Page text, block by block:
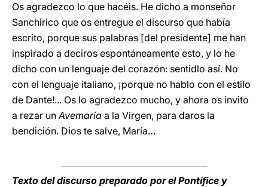
Os agradezco lo que hacéis. He dicho a monseñor
Sanchirico que os entregue el discurso que había
escrito, porque sus palabras [del presidente] me han
inspirado a deciros espontáneamente esto, y lo he
dicho con un lenguaje del corazón: sentidlo así. No
con el lenguaje italiano, ¡porque no hablo con el estilo
de Dante!... Os lo agradezco mucho, y ahora os invito
a rezar unAvemaría a la Virgen, para daros la
bendición. Dios te salve, María…
Texto del discurso preparado por el Pontífice y